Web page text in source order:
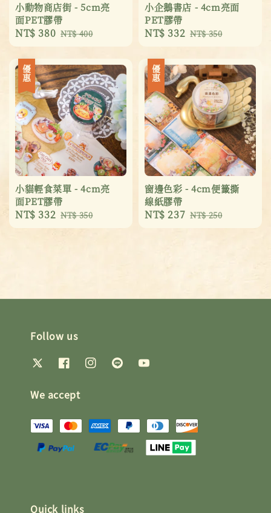
小動物商店街 - 5cm亮
面PET膠帶
Sale
price
NT$ 380 Regular
NT$ 400
小企鵝書店 - 4cm亮面
PET膠帶
Sale
NT$ 332 Regular
NT$ 350
優惠
小貓輕食菜單 - 4cm亮
面PET膠帶
Sale
price
NT$ 332 Regular
price
NT$ 350
優惠
窗邊色彩 - 4cm便籤撕
線紙膠帶
Sale
NT$ 237 Regular
NT$ 250
Follow us
We accept
Quick links